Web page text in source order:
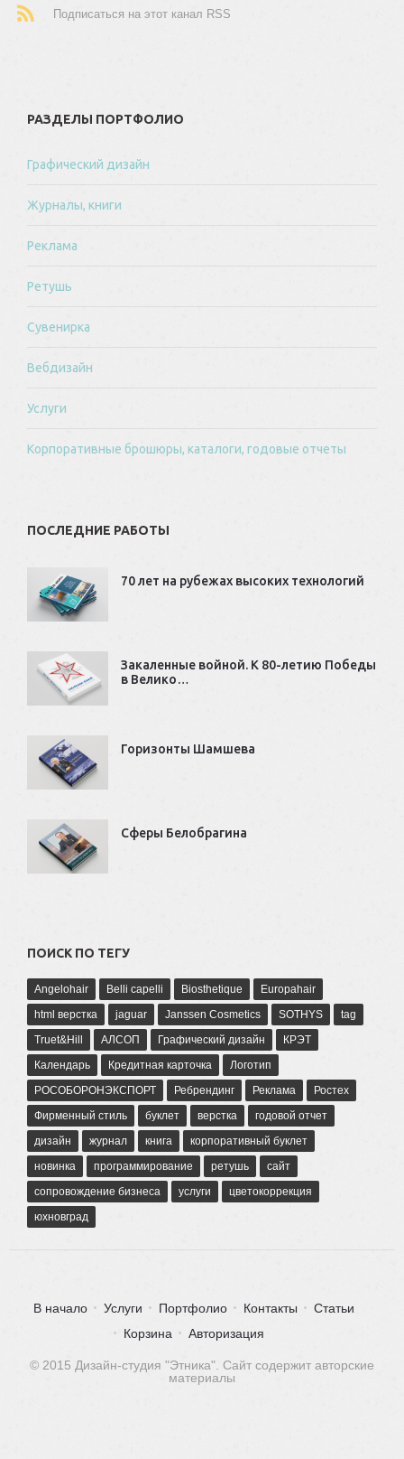
Подписаться на этот канал RSS
РАЗДЕЛЫ ПОРТФОЛИО
Графический дизайн
Журналы, книги
Реклама
Ретушь
Сувенирка
Вебдизайн
Услуги
Корпоративные брошюры, каталоги, годовые отчеты
ПОСЛЕДНИЕ РАБОТЫ
70 лет на рубежах высоких технологий
Закаленные войной. К 80-летию Победы
в Велико…
Горизонты Шамшева
Сферы Белобрагина
ПОИСК ПО ТЕГУ
Angelohair Belli capelli Biosthetique
Europahair
html верстка
jaguar Janssen Cosmetics SOTHYS
tag
Truet&Hill
АЛСОП Графический дизайн
КРЭТ
Календарь
Кредитная карточка
Логотип
РОСОБОРОНЭКСПОРТ
Ребрендинг Реклама
Ростех
Фирменный стиль
буклет верстка
годовой отчет
дизайн
журнал книга
корпоративный буклет
новинка
программирование ретушь
сайт
сопровождение бизнеса
услуги
цветокоррекция
юхновград
В начало Услуги Портфолио Контакты
Статьи
Корзина
Авторизация
© 2015 Дизайн-студия "Этника". Сайт содержит авторские
материалы